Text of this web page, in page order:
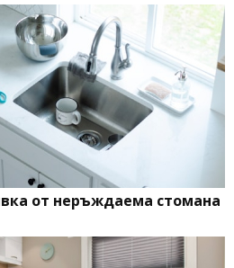
от неръждаема стомана